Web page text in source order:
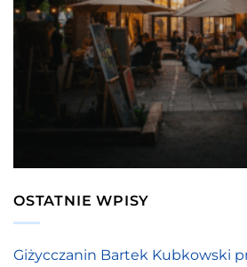
OSTATNIE WPISY
Giżycczanin Bartek Kubkowski